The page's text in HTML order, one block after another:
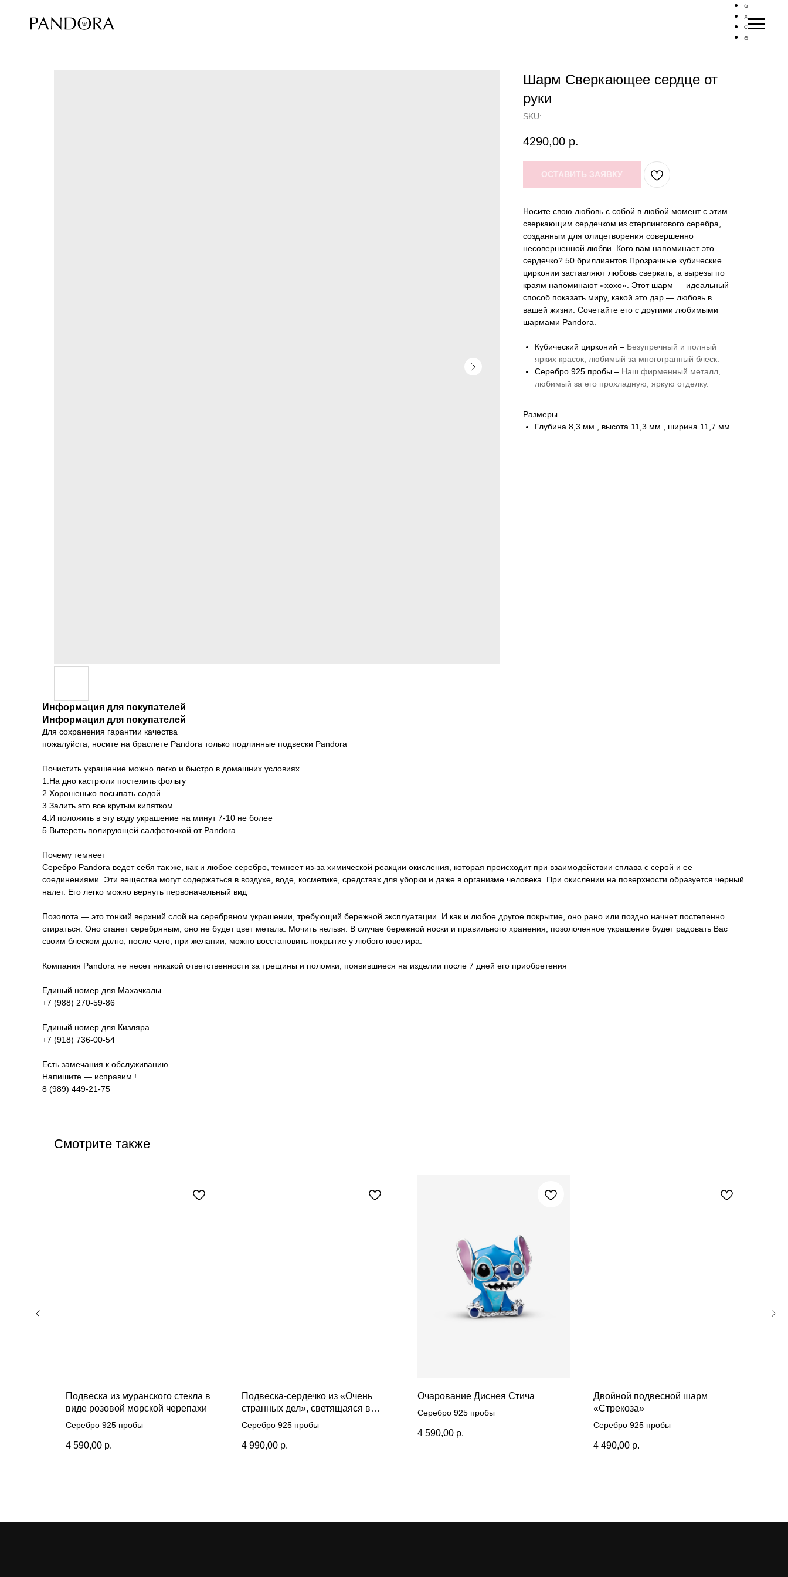
Шарм Сверкающее сердце от
руки
SKU:
4290,00 р.
ОСТАВИТЬ ЗАЯВКУ
Носите свою любовь с собой в любой момент с этим
сверкающим сердечком из стерлингового серебра,
созданным для олицетворения совершенно
несовершенной любви. Кого вам напоминает это
сердечко? 50 бриллиантов Прозрачные кубические
цирконии заставляют любовь сверкать, а вырезы по
краям напоминают «xoxo». Этот шарм — идеальный
способ показать миру, какой это дар — любовь в
вашей жизни. Сочетайте его с другими любимыми
шармами Pandora.
Кубический цирконий – Безупречный и полный
ярких красок, любимый за многогранный блеск.
Серебро 925 пробы – Наш фирменный металл,
любимый за его прохладную, яркую отделку.
Размеры
Глубина 8,3 мм , высота 11,3 мм , ширина 11,7 мм
Информация для покупателей
Информация для покупателей
Для сохранения гарантии качества
пожалуйста, носите на браслете Pandora только подлинные подвески Pandora
Почистить украшение можно легко и быстро в домашних условиях
1.На дно кастрюли постелить фольгу
2.Хорошенько посыпать содой
3.Залить это все крутым кипятком
4.И положить в эту воду украшение на минут 7-10 не более
5.Вытереть полирующей салфеточкой от Pandora
Почему темнеет
Серебро Pandora ведет себя так же, как и любое серебро, темнеет из-за химической реакции окисления, которая происходит при взаимодействии сплава с серой и ее
соединениями. Эти вещества могут содержаться в воздухе, воде, косметике, средствах для уборки и даже в организме человека. При окислении на поверхности образуется черный
налет. Его легко можно вернуть первоначальный вид
Позолота — это тонкий верхний слой на серебряном украшении, требующий бережной эксплуатации. И как и любое другое покрытие, оно рано или поздно начнет постепенно
стираться. Оно станет серебряным, оно не будет цвет метала. Мочить нельзя. В случае бережной носки и правильного хранения, позолоченное украшение будет радовать Вас
своим блеском долго, после чего, при желании, можно восстановить покрытие у любого ювелира.
Компания Pandora не несет никакой ответственности за трещины и поломки, появившиеся на изделии после 7 дней его приобретения
Единый номер для Махачкалы
+7 (988) 270-59-86
Единый номер для Кизляра
+7 (918) 736-00-54
Есть замечания к обслуживанию
Напишите — исправим !
8 (989) 449-21-75
Смотрите также
Подвеска из муранского стекла в
виде розовой морской черепахи
Серебро 925 пробы
4 590,00 р.
Подвеска-сердечко из «Очень
странных дел», светящаяся в
темноте
Серебро 925 пробы
4 990,00 р.
Очарование Диснея Стича
Серебро 925 пробы
4 590,00 р.
Двойной подвесной шарм
«Стрекоза»
Серебро 925 пробы
4 490,00 р.